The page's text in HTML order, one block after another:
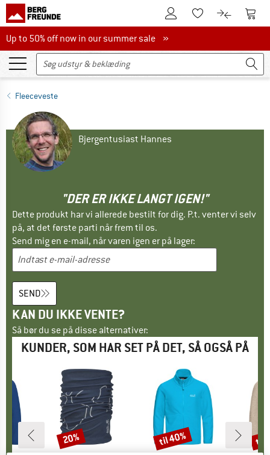
Til kundekontoenTil huskesedlen.
Til Til
Up to 50% off now in our summer sale
Up to 50% off now in our summer sale »
Fleeceveste
Bjergentusiast Hannes
"DER ER IKKE LANGT IGEN!"
Dette produkt har vi allerede bestilt for dig. P.t. venter vi selv
på, at det første parti når frem til os.
Send mig en e-mail, når varen igen er på lager:
SEND
KAN DU IKKE VENTE?
Så bør du se på disse alternativer:
KUNDER, SOM HAR SET PÅ DET, SÅ OGSÅ PÅ
Rabat
20% Rabat
til 40% til